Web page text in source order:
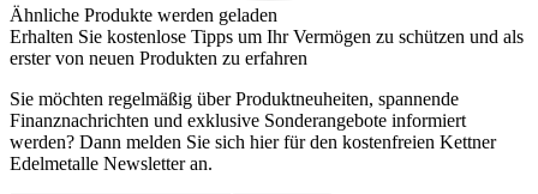
Ähnliche Produkte werden geladen
Erhalten Sie kostenlose Tipps um Ihr Vermögen zu schützen und als
erster von neuen Produkten zu erfahren
Sie möchten regelmäßig über Produktneuheiten, spannende
Finanznachrichten und exklusive Sonderangebote informiert
werden? Dann melden Sie sich hier für den kostenfreien Kettner
Edelmetalle Newsletter an.